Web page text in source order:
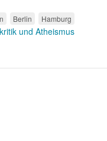
Berlin Hamburg
und Atheismus